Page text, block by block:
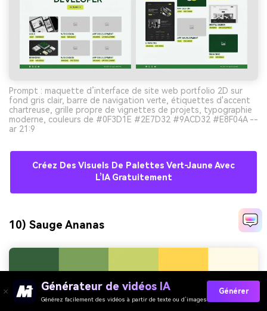
Prompt : maquette d’interface de site web portfolio 2D sur
fond gris clair, barre de navigation verte, étiquettes d'accent
chartreuse, grille propre de vignettes de projets, typographie
moderne, couleurs de #0F3D1E #2E7D32 #9ACD32 #E8F04A --
ar 21:9
Créez Des Visuels De Palettes Vert-Jaune Avec
L’IA Gratuitement
10) Sauge Ananas
Générateur de vidéos IA
Générez facilement des vidéos à partir de texte ou d’images
Générer